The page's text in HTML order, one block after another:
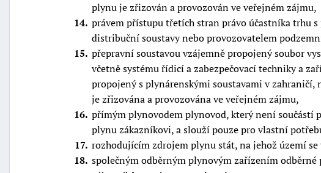
plynu je zřizován a provozován ve veřejném zájmu,
14 právem přístupu třetích stran právo účastníka trhu
distribuční soustavy nebo provozovatelem
15 přepravní soustavou vzájemně propojený soubor
včetně systému řídicí a zabezpečovací techniky a
propojený s plynárenskými soustavami v
je zřizována a provozována ve veřejném zájmu,
16 přímým plynovodem plynovod, který není součástí
plynu zákazníkovi, a slouží pouze pro vlastní
17 rozhodujícím zdrojem plynu stát, na jehož území
18 společným odběrným plynovým zařízením